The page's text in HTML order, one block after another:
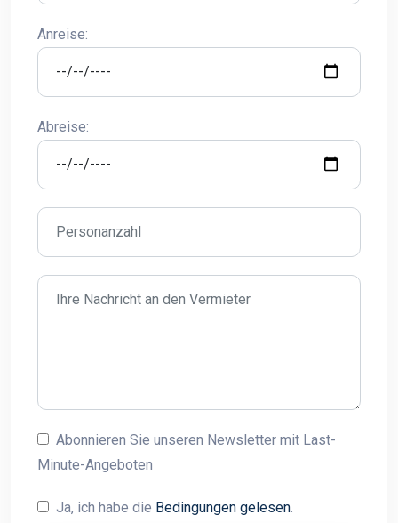
Anreise:
Abreise:
Abonnieren Sie unseren Newsletter mit Last-
Minute-Angeboten
Ja, ich habe die Bedingungen gelesen.